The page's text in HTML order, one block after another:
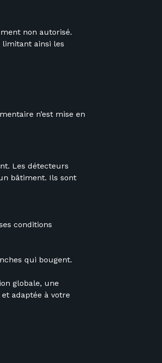
non autorisé.
limitant ainsi les
n’est mise en
Les détecteurs
bâtiment. Ils sont
conditions
qui bougent.
globale, une
adaptée à votre